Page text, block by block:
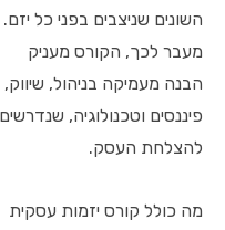
השונים שניצבים בפני כל יזם.
מעבר לכך, הקורס מעניק
הבנה מעמיקה בניהול, שיווק,
פיננסים וטכנולוגיה, שנדרשים
להצלחת העסק.
מה כולל קורס יזמות עסקית